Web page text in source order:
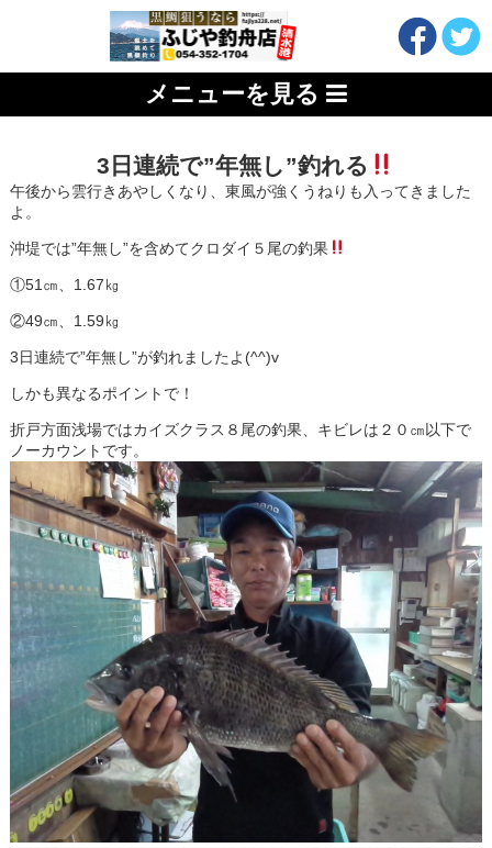
メニューを見る
3日連続で”年無し”釣れる
午後から雲行きあやしくなり、東風が強くうねりも入ってきました
よ。
沖堤では”年無し”を含めてクロダイ５尾の釣果
①51㎝、1.67㎏
②49㎝、1.59㎏
3日連続で”年無し”が釣れましたよ(^^)v
しかも異なるポイントで！
折戸方面浅場ではカイズクラス８尾の釣果、キビレは２０㎝以下で
ノーカウントです。